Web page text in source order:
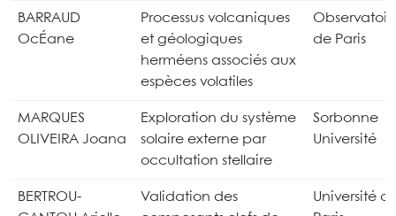
BARRAUD
OcÉane
Processus volcaniques
et géologiques
herméens associés aux
espèces volatiles
de Paris
MARQUES
OLIVEIRA Joana
Exploration du système
solaire externe par
occultation stellaire
Sorbonne
Université
BERTROU-
Validation des
Université